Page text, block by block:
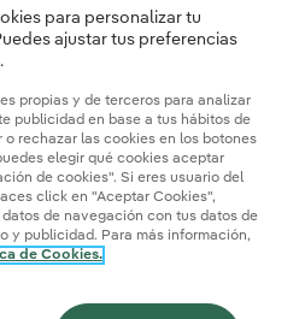
para personalizar tu
ajustar tus preferencias
propias y de terceros para analizar
publicidad en base a tus hábitos de
rechazar las cookies en los botones
elegir qué cookies aceptar
de cookies". Si eres usuario del
click en "Aceptar Cookies",
de navegación con tus datos de
y publicidad. Para más información,
de Cookies.